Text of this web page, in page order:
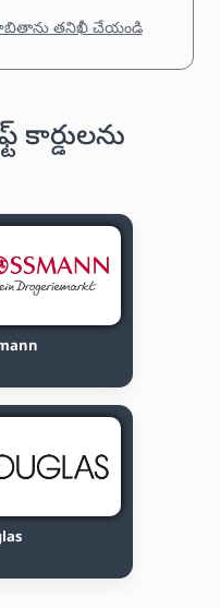
జాబితాను తనిఖీ చేయండి
కార్డులను